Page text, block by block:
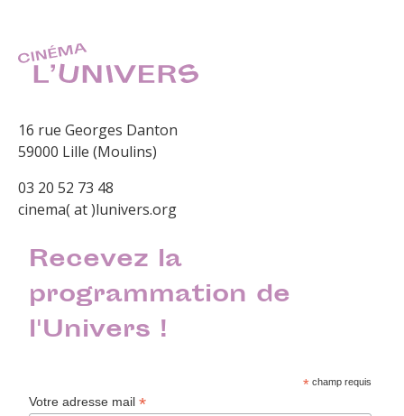
16 rue Georges Danton
59000 Lille (Moulins)
03 20 52 73 48
cinema( at )lunivers.org
Recevez la
programmation de
l'Univers !
* champ requis
Votre adresse mail*